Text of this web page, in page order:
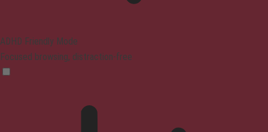
ADHD Friendly Mode
Focused browsing, distraction-free